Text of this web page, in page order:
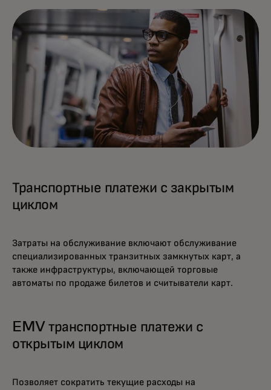
Транспортные платежи с закрытым
циклом
Затраты на обслуживание включают обслуживание
специализированных транзитных замкнутых карт, а
также инфраструктуры, включающей торговые
автоматы по продаже билетов и считыватели карт.
EMV транспортные платежи с
открытым циклом
Позволяет сократить текущие расходы на